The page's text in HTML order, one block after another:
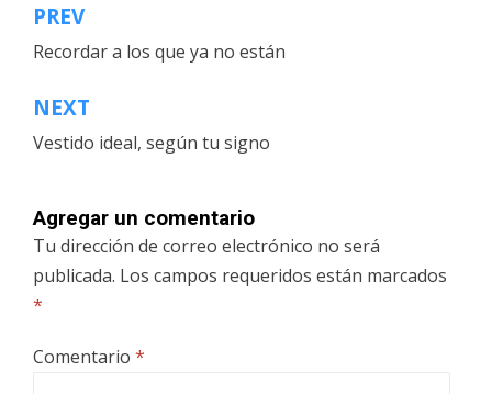
Navegación
de
entradas
PREV
Recordar a los que ya no están
NEXT
Vestido ideal, según tu signo
Agregar un comentario
Tu dirección de correo electrónico no será
publicada. Los campos requeridos están marcados
*
Comentario *